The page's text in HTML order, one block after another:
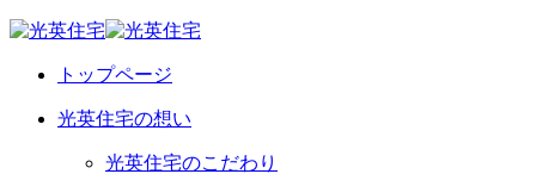
トップページ
光英住宅の想い
光英住宅のこだわり